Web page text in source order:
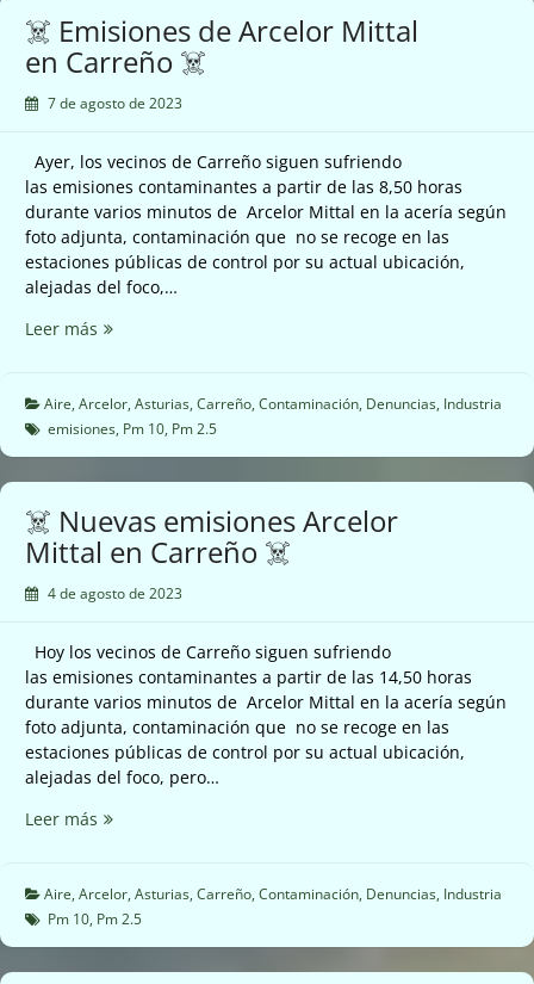
☠️ Emisiones de Arcelor Mittal
en Carreño ☠️
7 de agosto de 2023
Ayer, los vecinos de Carreño siguen sufriendo
las emisiones contaminantes a partir de las 8,50 horas
durante varios minutos de Arcelor Mittal en la acería según
foto adjunta, contaminación que no se recoge en las
estaciones públicas de control por su actual ubicación,
alejadas del foco,…
Leer más ☠️
Arcelor
Mittal
en
Carreño
Aire, Arcelor, Asturias, Carreño, Contaminación, Denuncias, Industria
emisiones, Pm 10, Pm 2.5
☠️ Nuevas emisiones Arcelor
Mittal en Carreño ☠️
4 de agosto de 2023
Hoy los vecinos de Carreño siguen sufriendo
las emisiones contaminantes a partir de las 14,50 horas
durante varios minutos de Arcelor Mittal en la acería según
foto adjunta, contaminación que no se recoge en las
estaciones públicas de control por su actual ubicación,
alejadas del foco, pero…
Leer más ☠️
Arcelor
Mittal
en
Carreño
Aire, Arcelor, Asturias, Carreño, Contaminación, Denuncias, Industria
Pm 10, Pm 2.5